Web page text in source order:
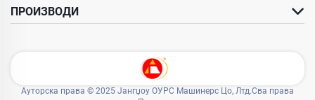
ПРОИЗВОДИ
Ауторска права © 2025 Јангџоу ОУРС Машинерс Цо, Лтд.Сва права